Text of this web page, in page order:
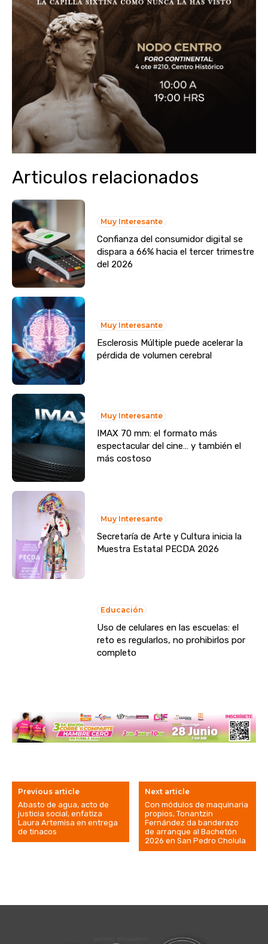
Articulos relacionados
Muy Interesante
Confianza del consumidor digital se
dispara a 66% hacia el tercer trimestre
del 2026
Muy Interesante
Esclerosis Múltiple puede acelerar la
pérdida de volumen cerebral
Muy Interesante
IMAX 70 mm: el formato más
espectacular del cine… y también el
más costoso
Muy Interesante
Secretaría de Arte y Cultura inicia la
Muestra Estatal PECDA 2026
Educación
Uso de celulares en las escuelas: el
reto es regularlos, no prohibirlos por
completo
Previous article
Abasto de agua, acto de
justicia social, enfatiza
Laura Artemisa en entrega
de tinacos
Next article
Con módulos de maquinaria
propios, Tonantzin
Fernández da banderazo
de arranque al Bachetón
2026 en San Pedro Cholula